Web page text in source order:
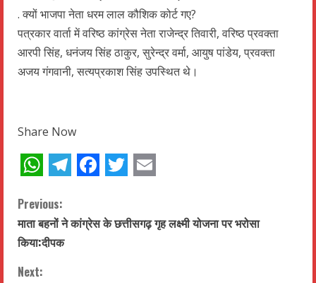
. क्यों भाजपा नेता धरम लाल कौशिक कोर्ट गए?
पत्रकार वार्ता में वरिष्ठ कांग्रेस नेता राजेन्द्र तिवारी, वरिष्ठ प्रवक्ता
आरपी सिंह, धनंजय सिंह ठाकुर, सुरेन्द्र वर्मा, आयुष पांडेय, प्रवक्ता
अजय गंगवानी, सत्यप्रकाश सिंह उपस्थित थे।
Share Now
C
o
n
Previous:
माता बहनों ने कांग्रेस के छत्तीसगढ़ गृह लक्ष्मी योजना पर भरोसा
किया:दीपक
Next: